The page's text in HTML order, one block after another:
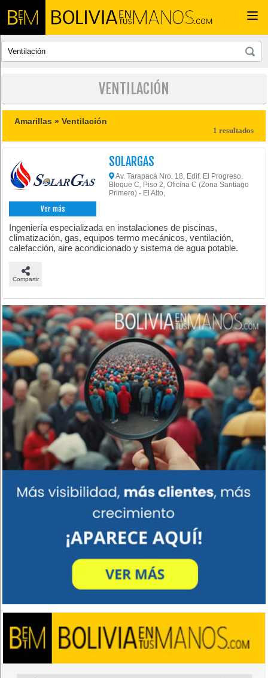
VENTILACIÓN
Amarillas »Ventilación
1 resultados
Ver más
SOLARGAS
Av. Tarapacá Nro. 18, Edif. El Progreso,
Bloque C, Piso 2, Oficina C (Zona Santiago
Primero) - El Alto,
Ingeniería especializada en instalaciones de piscinas,
climatización, gas, equipos termo mecánicos, ventilación,
calefacción, aire acondicionado y sistema de agua potable.
Compartir